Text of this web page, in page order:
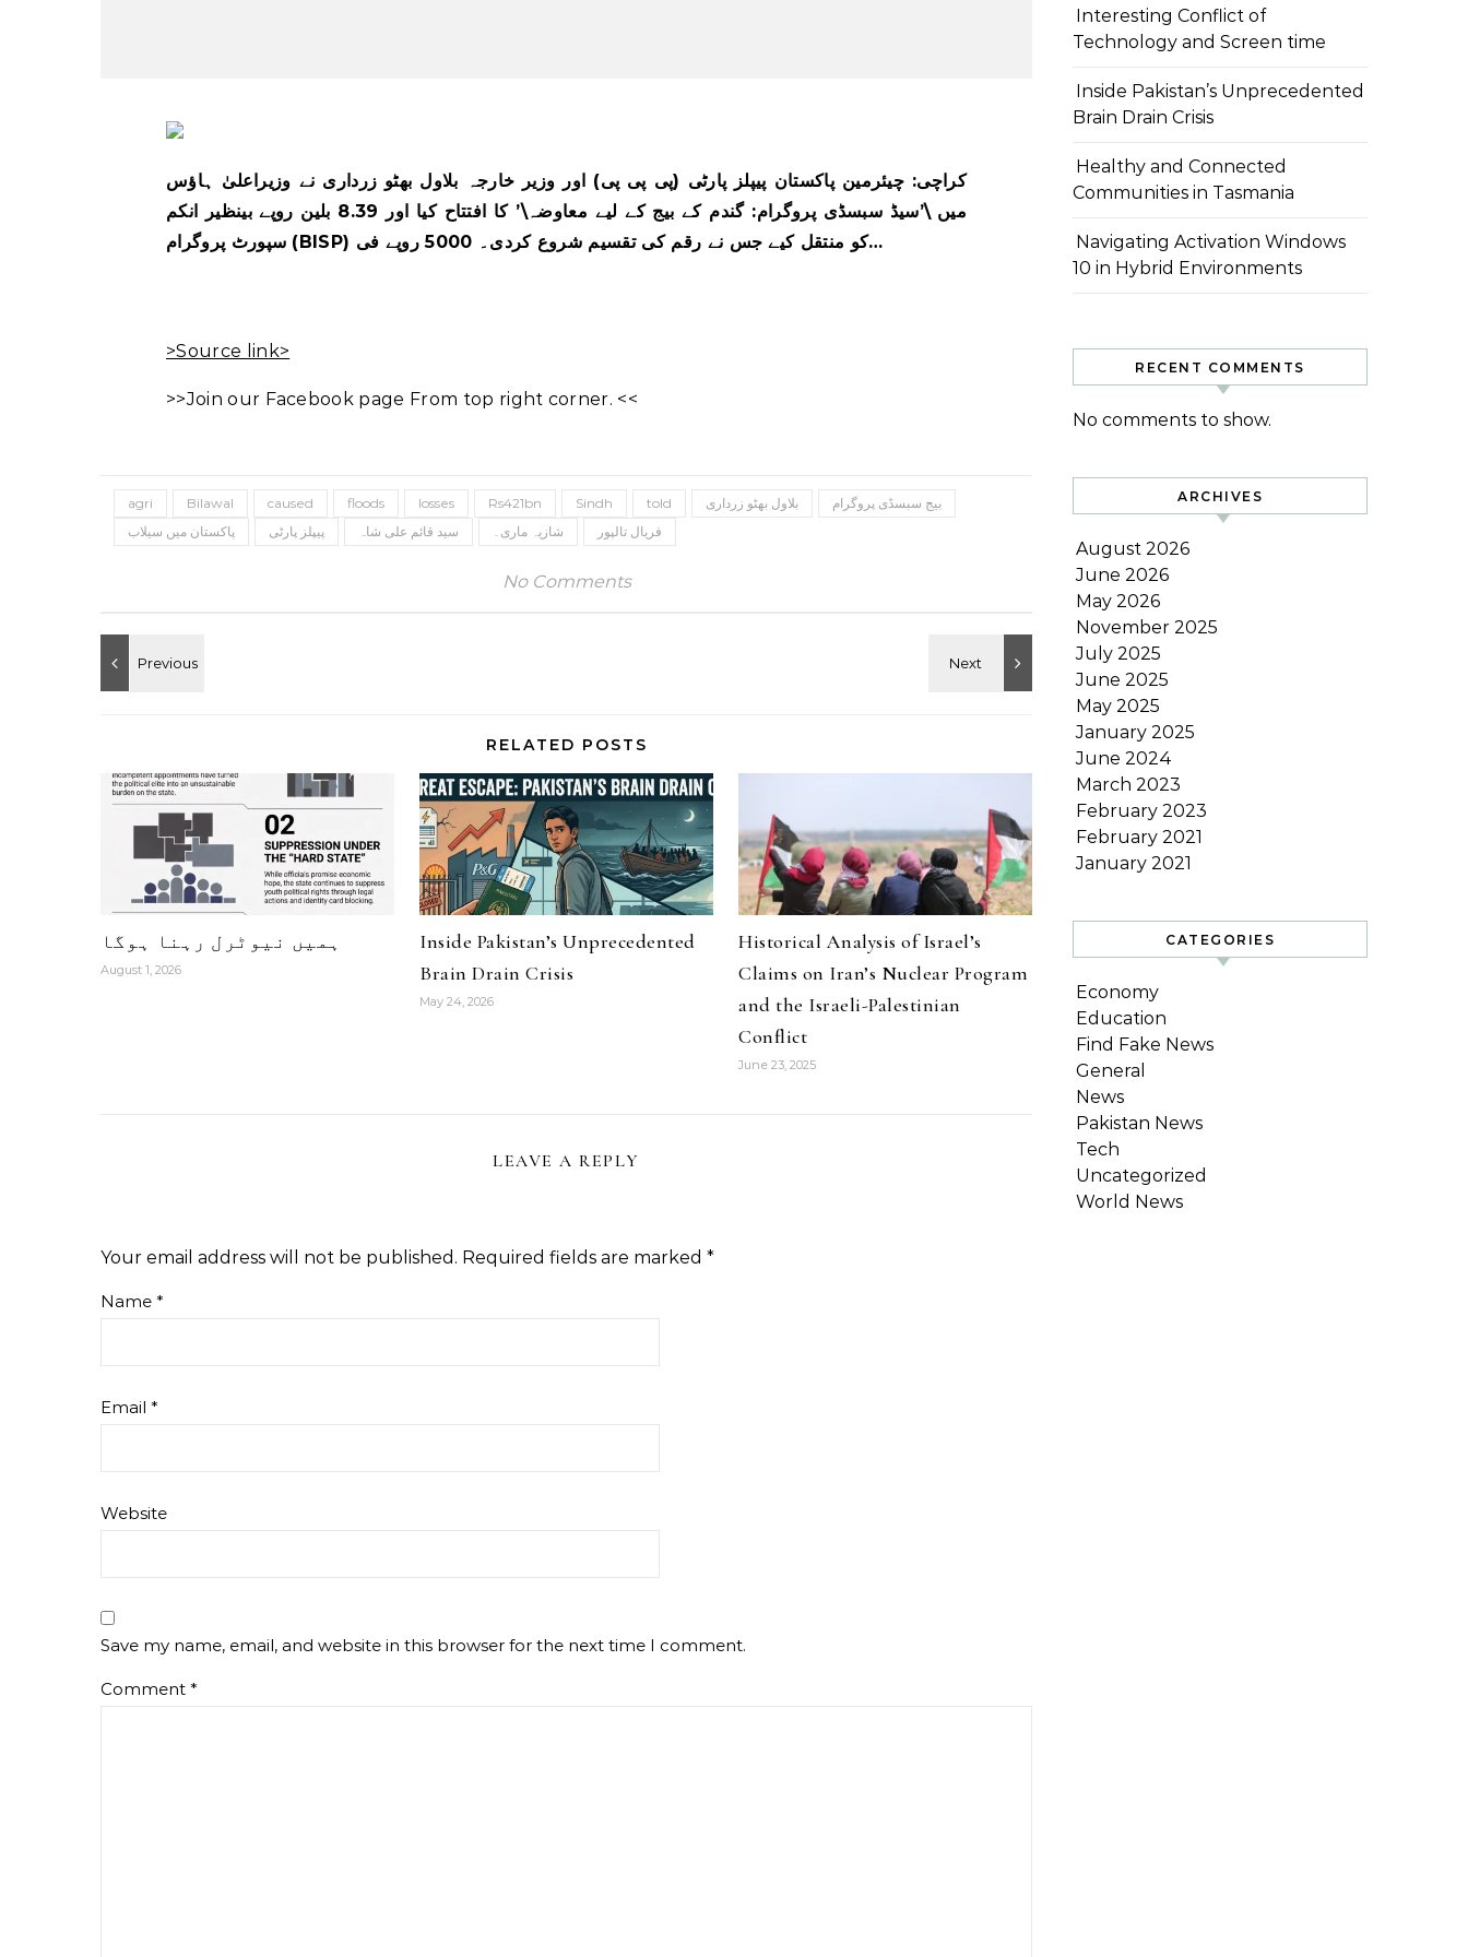
کراچی: چیئرمین پاکستان پیپلز پارٹی (پی پی پی) اور وزیر خارجہ بلاول بھٹو زرداری نے وزیراعلیٰ ہاؤس
میں \’سیڈ سبسڈی پروگرام: گندم کے بیج کے لیے معاوضہ\’ کا افتتاح کیا اور 8.39 بلین روپے بینظیر انکم
سپورٹ پروگرام (BISP) کو منتقل کیے جس نے رقم کی تقسیم شروع کردی۔ 5000 روپے فی…
>Source link>
>>Join our Facebook page From top right corner. <<
agri Bilawal caused floods losses Rs421bn Sindh told بلاول بھٹو زرداری
بیج سبسڈی پروگرام
پاکستان میں سیلاب
پیپلز پارٹی سید قائم علی شاہ شازیہ ماری۔ فریال تالپور
No Comments
RELATED POSTS
ہمیں نیوٹرل رہنا ہوگا
August 1, 2026
Inside Pakistan’s Unprecedented
Brain Drain Crisis
May 24, 2026
Historical Analysis of Israel’s
Claims on Iran’s Nuclear Program
and the Israeli-Palestinian
Conflict
June 23, 2025
LEAVE A REPLY
Your email address will not be published. Required fields are marked *
Name *
Email *
Website
Save my name, email, and website in this browser for the next time I comment.
Comment *
Interesting Conflict of
Technology and Screen time
Inside Pakistan’s Unprecedented
Brain Drain Crisis
Healthy and Connected
Communities in Tasmania
Navigating Activation Windows
10 in Hybrid Environments
RECENT COMMENTS
No comments to show.
ARCHIVES
August 2026
June 2026
May 2026
November 2025
July 2025
June 2025
May 2025
January 2025
June 2024
March 2023
February 2023
February 2021
January 2021
CATEGORIES
Economy
Education
Find Fake News
General
News
Pakistan News
Tech
Uncategorized
World News